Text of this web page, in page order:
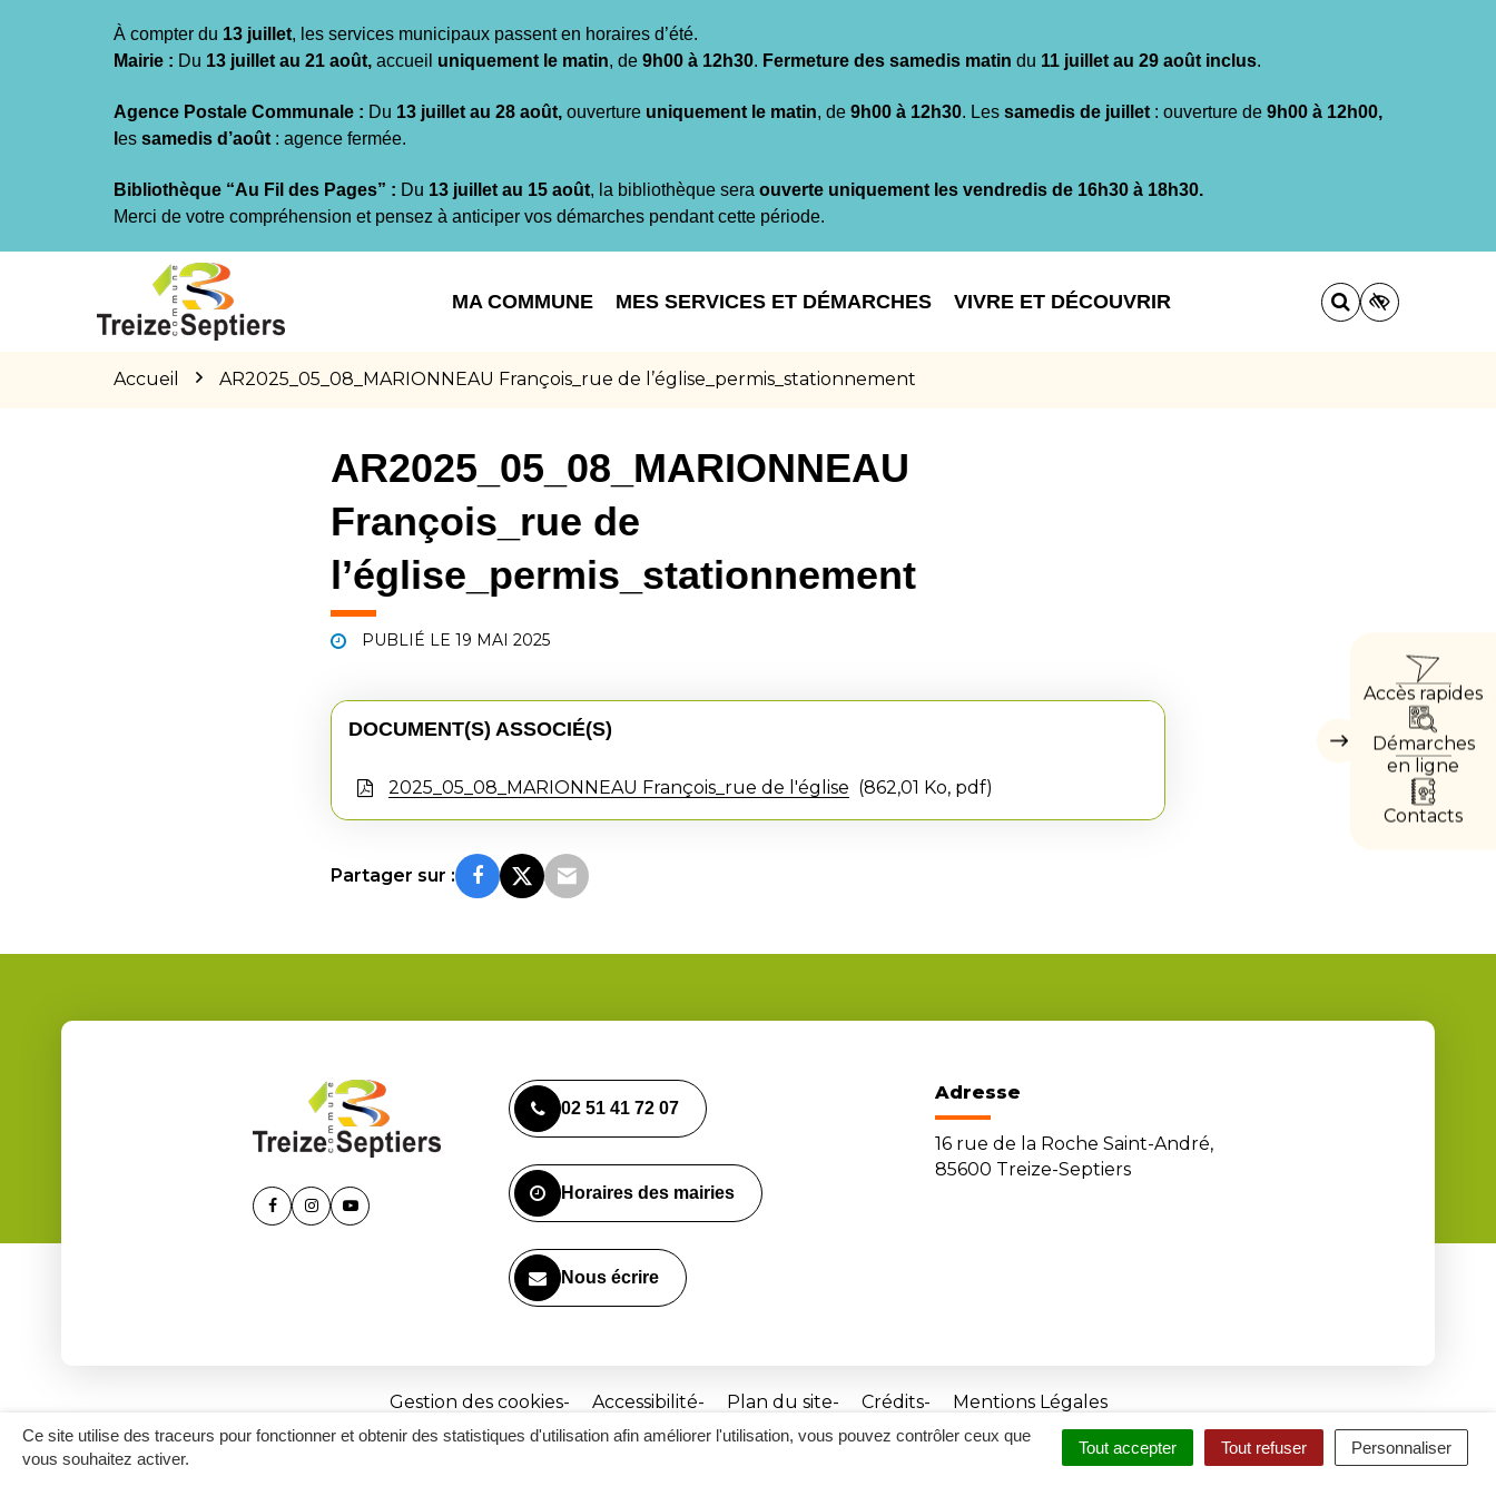
Ce site utilise des traceurs pour fonctionner et obtenir des statistiques d'utilisation afin améliorer l'utilisation, vous pouvez contrôler ceux que
vous souhaitez activer.
Tout accepter Tout refuser Personnaliser
À compter du 13 juillet, les services municipaux passent en horaires d’été.
Mairie : Du 13 juillet au 21 août, accueil uniquement le matin, de 9h00 à 12h30. Fermeture des samedis matin du 11 juillet au 29 août inclus.
Agence Postale Communale : Du 13 juillet au 28 août, ouverture uniquement le matin, de 9h00 à 12h30. Les samedis de juillet : ouverture de 9h00 à 12h00,
es samedis d’août : agence fermée.
Bibliothèque “Au Fil des Pages” : Du 13 juillet au 15 août, la bibliothèque sera ouverte uniquement les vendredis de 16h30 à 18h30.
Merci de votre compréhension et pensez à anticiper vos démarches pendant cette période.
MA COMMUNE MES SERVICES ET DÉMARCHES VIVRE ET DÉCOUVRIR
Accueil AR2025_05_08_MARIONNEAU François_rue de l’église_permis_stationnement
Masquer
Accès rapides
Démarches
en ligne
Contacts
AR2025_05_08_MARIONNEAU
François_rue de
l’église_permis_stationnement
PUBLIÉ LE 19 MAI 2025
DOCUMENT(S) ASSOCIÉ(S)
2025_05_08_MARIONNEAU François_rue de l'église 862,01 Ko, pdf
Partager sur :
Lien Lien Lien
02 51 41 72 07
Horaires des mairies
Nous écrire
Adresse
16 rue de la Roche Saint-André,
85600 Treize-Septiers
Gestion des cookies Accessibilité Plan du site Crédits Mentions Légales